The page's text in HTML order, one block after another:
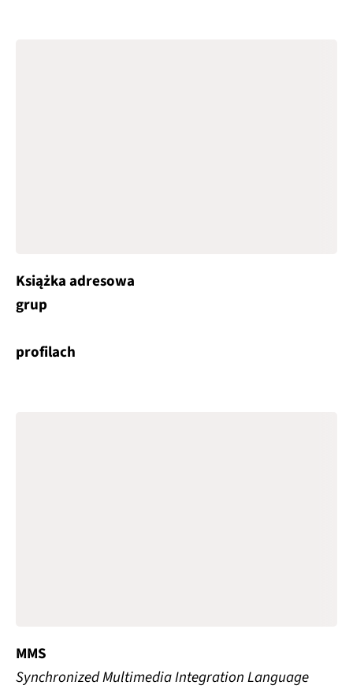
Książka adresowa
grup
profilach
MMS
Synchronized Multimedia Integration Language